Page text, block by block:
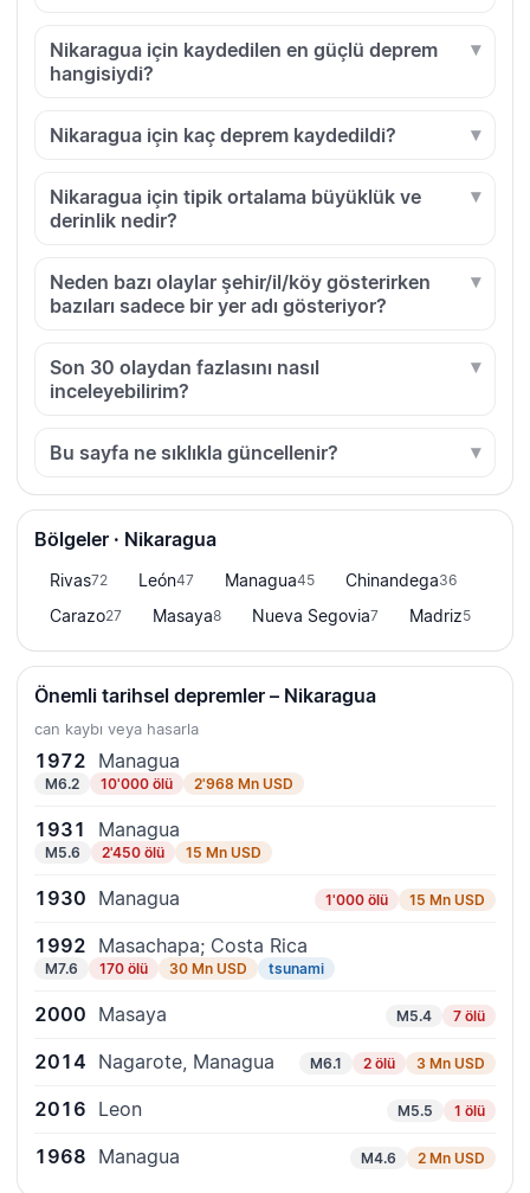
Nikaragua için kaydedilen en güçlü deprem
hangisiydi?
Nikaragua için kaç deprem kaydedildi?
Nikaragua için tipik ortalama büyüklük ve
derinlik nedir?
Neden bazı olaylar şehir/il/köy gösterirken
bazıları sadece bir yer adı gösteriyor?
Son 30 olaydan fazlasını nasıl
inceleyebilirim?
Bu sayfa ne sıklıkla güncellenir?
Bölgeler · Nikaragua
Rivas72 León47 Managua45 Chinandega36
Carazo27 Masaya8 Nueva Segovia7 Madriz5
Önemli tarihsel depremler – Nikaragua
can kaybı veya hasarla
1972 Managua
M6.2 10'000 ölü 2'968 Mn USD
1931 Managua
M5.6 2'450 ölü 15 Mn USD
1930 Managua 1'000 ölü 15 Mn USD
1992 Masachapa; Costa Rica
M7.6 170 ölü 30 Mn USD tsunami
2000 Masaya M5.4 7 ölü
2014 Nagarote, Managua M6.1 2 ölü 3 Mn USD
2016 Leon M5.5 1 ölü
1968 Managua M4.6 2 Mn USD